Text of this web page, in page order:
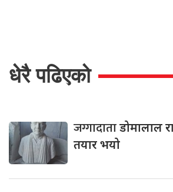
धेरै पढिएको
जग्गादाताडोमालाल
तयार भयो